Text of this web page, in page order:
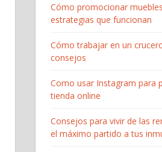
Cómo promocionar
estrategias que funcionan
Cómo trabajar en un
consejos
Como usar Instagram para
tienda online
Consejos para vivir de las
el máximo partido a tus